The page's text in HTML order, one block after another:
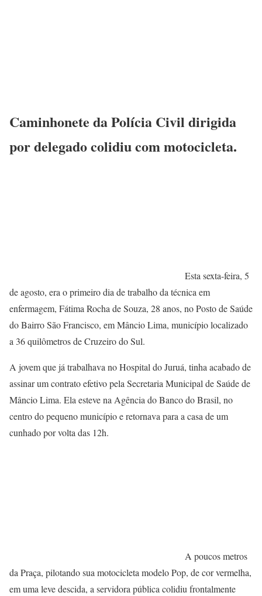
Caminhonete da Polícia Civil dirigida
por delegado colidiu com motocicleta.
Esta sexta-feira, 5
de agosto, era o primeiro dia de trabalho da técnica em
enfermagem, Fátima Rocha de Souza, 28 anos, no Posto de Saúde
do Bairro São Francisco, em Mâncio Lima, município localizado
a 36 quilômetros de Cruzeiro do Sul.
A jovem que já trabalhava no Hospital do Juruá, tinha acabado de
assinar um contrato efetivo pela Secretaria Municipal de Saúde de
Mâncio Lima. Ela esteve na Agência do Banco do Brasil, no
centro do pequeno município e retornava para a casa de um
cunhado por volta das 12h.
A poucos metros
da Praça, pilotando sua motocicleta modelo Pop, de cor vermelha,
em uma leve descida, a servidora pública colidiu frontalmente